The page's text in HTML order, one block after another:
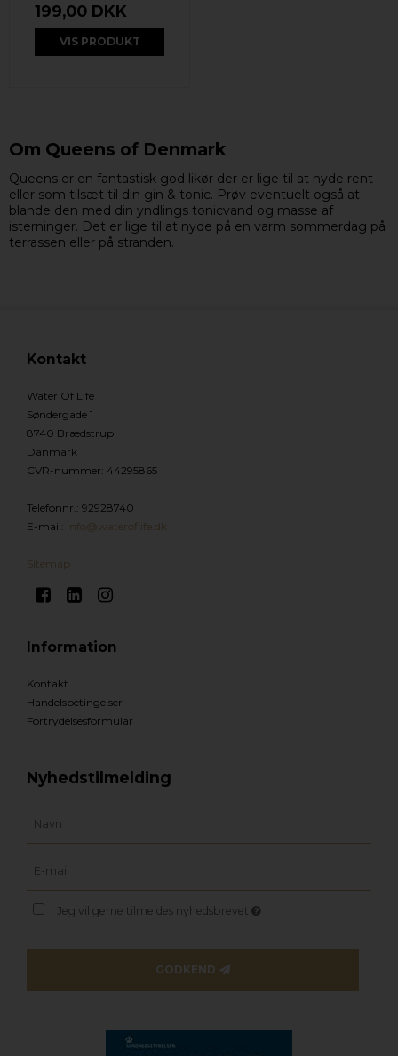
199,00 DKK
VIS PRODUKT
Om Queens of Denmark
Queens er en fantastisk god likør der er lige til at nyde rent
eller som tilsæt til din gin & tonic. Prøv eventuelt også at
blande den med din yndlings tonicvand og masse af
isterninger. Det er lige til at nyde på en varm sommerdag på
terrassen eller på stranden.
Kontakt
Water Of Life
Søndergade 1
8740 Brædstrup
Danmark
CVR-nummer: 44295865
Telefonnr. : 92928740
E-mail: Info@wateroflife.dk
Sitemap
Information
Kontakt
Handelsbetingelser
Fortrydelsesformular
Nyhedstilmelding
Jeg vil gerne tilmeldes nyhedsbrevet
GODKEND